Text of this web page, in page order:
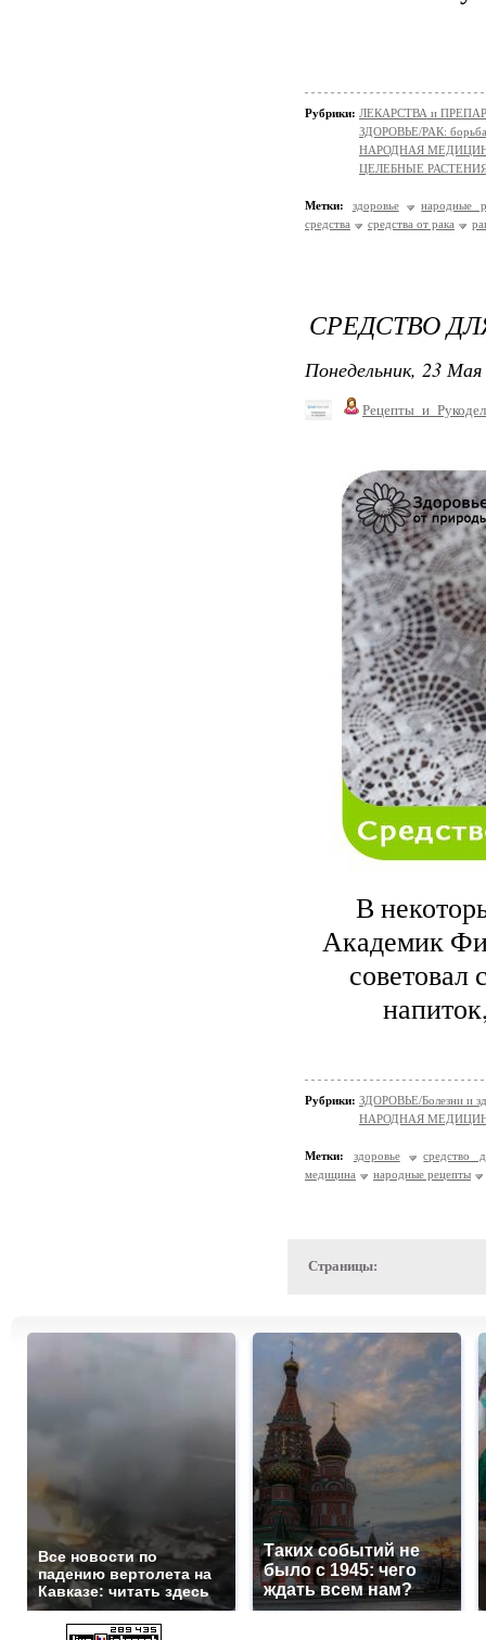
Рубрики: ЛЕКАРСТВА и
ЗДОРОВЬЕ/РАК: борьба
НАРОДНАЯ
ЦЕЛЕБНЫЕ
Метки: здоровье
народные
средства
средства от рака
СРЕДСТВО
Понедельник, 23
В
Академик
советовал
Рубрики: ЗДОРОВЬЕ/Болезни и
НАРОДНАЯ
Метки: здоровье
средство
медицина
народные рецепты
Страницы:
Все новости по
падению вертолета на
Кавказе: читать здесь
Таких событий не
было с 1945: чего
ждать всем нам?